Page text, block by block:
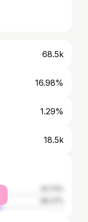
68.5k
16.98%
1.29%
18.5k